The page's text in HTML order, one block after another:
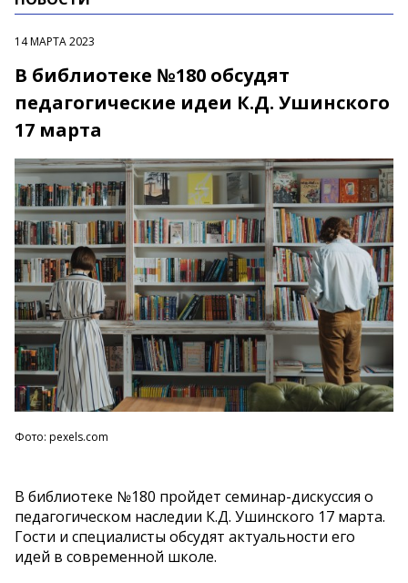
14 МАРТА 2023
В библиотеке №180 обсудят
педагогические идеи К.Д. Ушинского
17 марта
Фото: pexels.com
В библиотеке №180 пройдет семинар-дискуссия о
педагогическом наследии К.Д. Ушинского 17 марта.
Гости и специалисты обсудят актуальности его
идей в современной школе.